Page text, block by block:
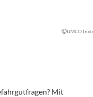
©UMCO
Mit